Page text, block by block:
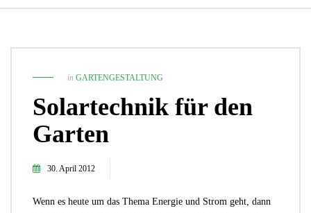
in GARTENGESTALTUNG
Solartechnik für den
Garten
30. April 2012
Wenn es heute um das Thema Energie und Strom geht, dann